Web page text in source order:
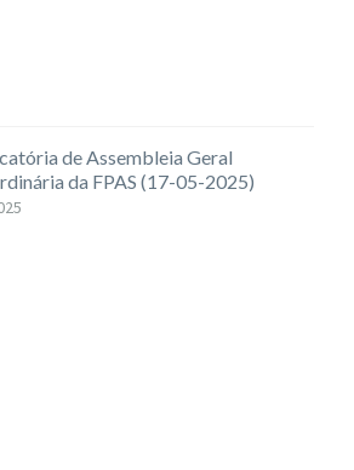
de Assembleia Geral
da FPAS (17-05-2025)